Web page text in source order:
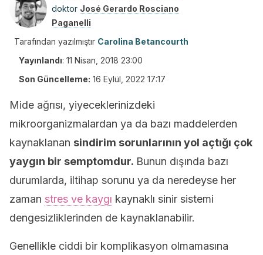
doktor José Gerardo Rosciano
Paganelli
Tarafından yazılmıştır Carolina Betancourth
Yayınlandı: 11 Nisan, 2018 23:00
Son Güncelleme: 16 Eylül, 2022 17:17
Mide ağrısı, yiyeceklerinizdeki
mikroorganizmalardan ya da bazı maddelerden
kaynaklanan sindirim sorunlarının yol açtığı çok
yaygın bir semptomdur. Bunun dışında bazı
durumlarda, iltihap sorunu ya da neredeyse her
zaman stres ve kaygı kaynaklı sinir sistemi
dengesizliklerinden de kaynaklanabilir.
Genellikle ciddi bir komplikasyon olmamasına